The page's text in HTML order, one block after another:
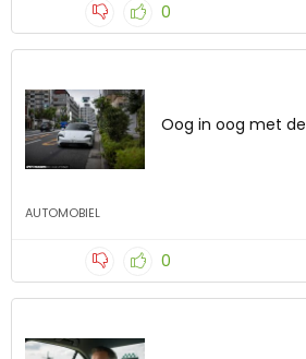
0
Oog in oog met
AUTOMOBIEL
0